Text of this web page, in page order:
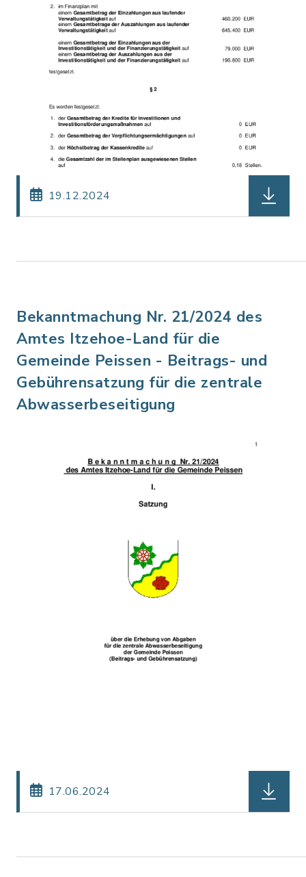
19.12.2024
Bekanntmachung Nr. 21/2024 des
Amtes Itzehoe-Land für die
Gemeinde Peissen - Beitrags- und
Gebührensatzung für die zentrale
Abwasserbeseitigung
17.06.2024